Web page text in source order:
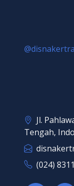
Jl.
Tengah,
(024)